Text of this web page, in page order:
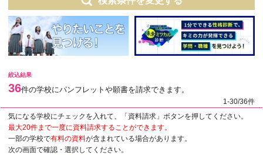
絞込結果
36件の学校にパンフレットや願書を請求できます。
1-30/36件
気になる学校にチェックを入れて、「資料請求」ボタンを押してください。
最大20件まで一度に資料請求することができます。
一部の学校で有料の資料が含まれている場合があります。
次の画面で確認・選択してください。